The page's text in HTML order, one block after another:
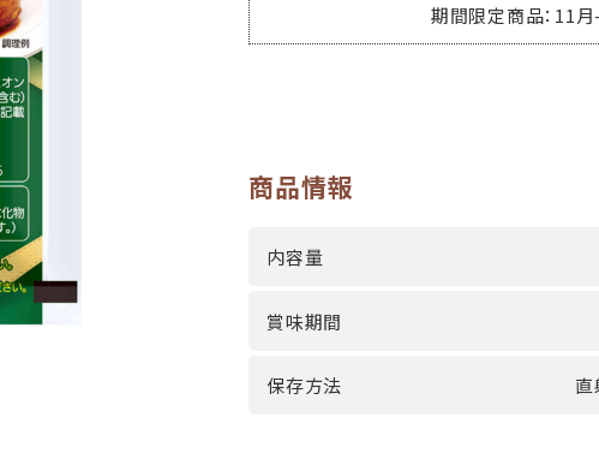
期間限定商品：11
商品情報
内容量
賞味期間
保存方法 直